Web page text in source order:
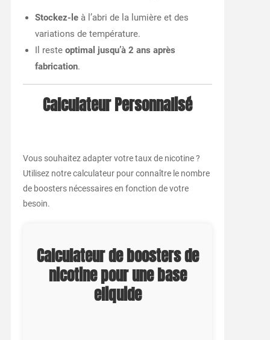
Stockez-leà l’abri de la lumière et des
variations de température.
Il reste optimal jusqu’à 2 ans après
fabrication.
Calculateur Personnalisé
Vous souhaitez adapter votre taux de nicotine ?
Utilisez notre calculateur pour connaître le nombre
de boosters nécessaires en fonction de votre
besoin.
Calculateur de boosters de
nicotine pour une base
eliquide